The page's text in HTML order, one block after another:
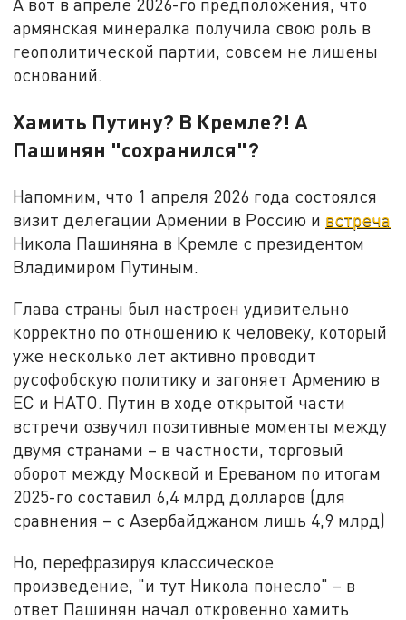
А вот в апреле 2026-го предположения, что
армянская минералка получила свою роль в
геополитической партии, совсем не лишены
оснований.
Хамить Путину? В Кремле?! А
Пашинян "сохранился"?
Напомним, что 1 апреля 2026 года состоялся
визит делегации Армении в Россию и встреча
Никола Пашиняна в Кремле с президентом
Владимиром Путиным.
Глава страны был настроен удивительно
корректно по отношению к человеку, который
уже несколько лет активно проводит
русофобскую политику и загоняет Армению в
ЕС и НАТО. Путин в ходе открытой части
встречи озвучил позитивные моменты между
двумя странами – в частности, торговый
оборот между Москвой и Ереваном по итогам
2025-го составил 6,4 млрд долларов (для
сравнения – с Азербайджаном лишь 4,9 млрд)
Но, перефразируя классическое
произведение, "и тут Никола понесло" – в
ответ Пашинян начал откровенно хамить